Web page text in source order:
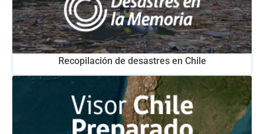
Recopilación de desastres en Chile